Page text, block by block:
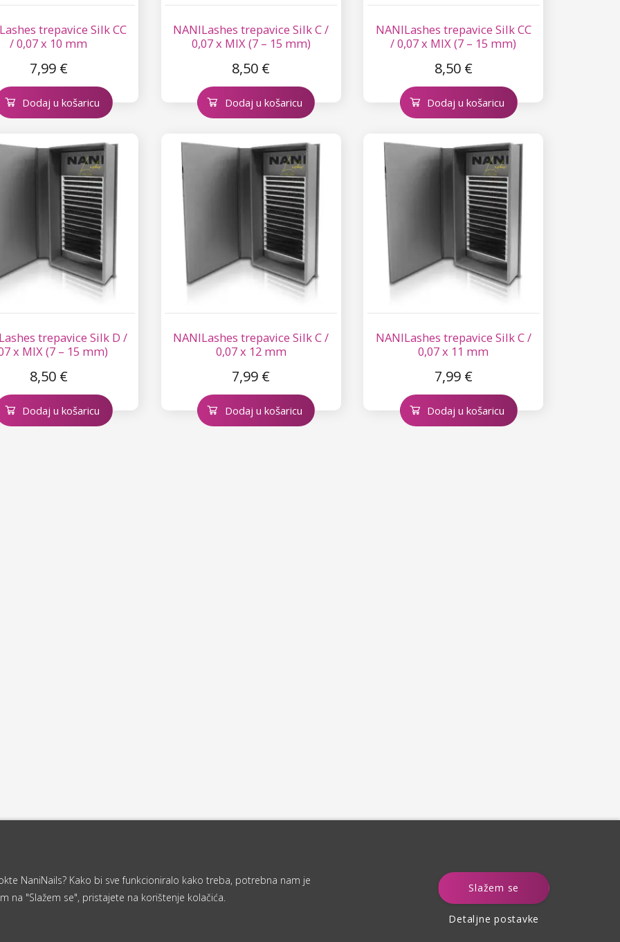
NaniNails? Kako bi sve funkcioniralo kako treba, potrebna nam je
na "Slažem se", pristajete na korištenje kolačića.
Slažem se
Detaljne postavke
trepavice Silk CC
/ 0,07 x 10 mm
7,99 €
Dodaj u košaricu
NANILashes trepavice Silk C /
0,07 x MIX (7 – 15 mm)
8,50 €
Dodaj u košaricu
NANILashes trepavice Silk CC
/ 0,07 x MIX (7 – 15 mm)
8,50 €
Dodaj u košaricu
trepavice Silk D /
x MIX (7 – 15 mm)
8,50 €
Dodaj u košaricu
NANILashes trepavice Silk C /
0,07 x 12 mm
7,99 €
Dodaj u košaricu
NANILashes trepavice Silk C /
0,07 x 11 mm
7,99 €
Dodaj u košaricu